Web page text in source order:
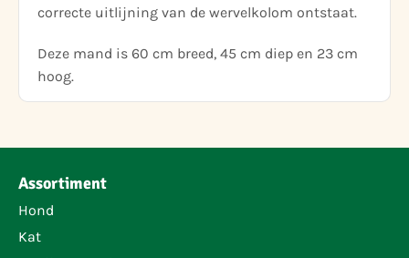
correcte uitlijning van de wervelkolom ontstaat.
Deze mand is 60 cm breed, 45 cm diep en 23 cm
hoog.
Assortiment
Hond
Kat